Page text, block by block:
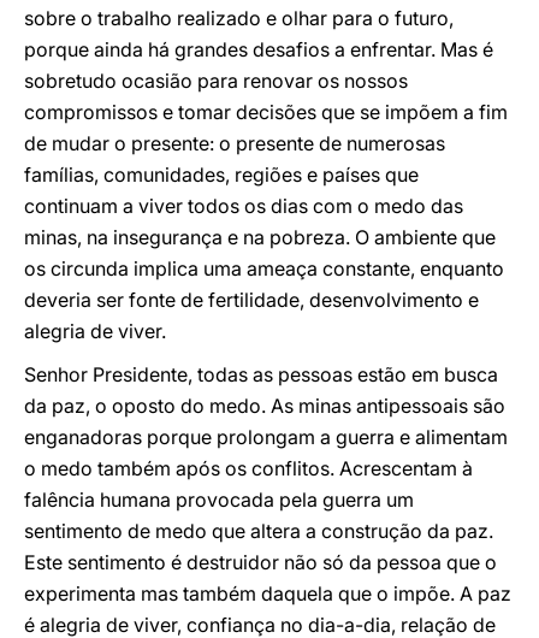
sobre o trabalho realizado e olhar para o futuro,
porque ainda há grandes desafios a enfrentar. Mas é
sobretudo ocasião para renovar os nossos
compromissos e tomar decisões que se impõem a fim
de mudar o presente: o presente de numerosas
famílias, comunidades, regiões e países que
continuam a viver todos os dias com o medo das
minas, na insegurança e na pobreza. O ambiente que
os circunda implica uma ameaça constante, enquanto
deveria ser fonte de fertilidade, desenvolvimento e
alegria de viver.
Senhor Presidente, todas as pessoas estão em busca
da paz, o oposto do medo. As minas antipessoais são
enganadoras porque prolongam a guerra e alimentam
o medo também após os conflitos. Acrescentam à
falência humana provocada pela guerra um
sentimento de medo que altera a construção da paz.
Este sentimento é destruidor não só da pessoa que o
experimenta mas também daquela que o impõe. A paz
é alegria de viver, confiança no dia-a-dia, relação de